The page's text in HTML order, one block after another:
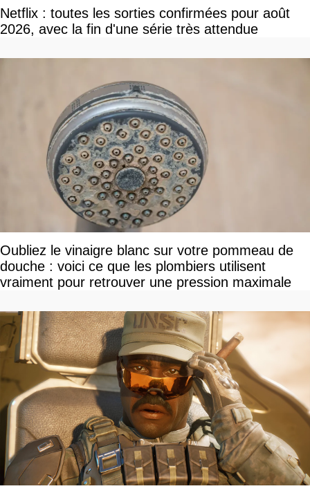
Netflix : toutes les sorties confirmées pour août
2026, avec la fin d'une série très attendue
Oubliez le vinaigre blanc sur votre pommeau de
douche : voici ce que les plombiers utilisent
vraiment pour retrouver une pression maximale